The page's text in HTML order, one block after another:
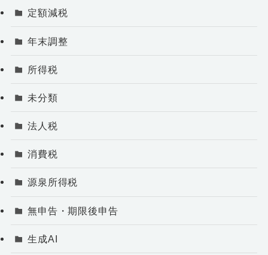
定額減税
年末調整
所得税
未分類
法人税
消費税
源泉所得税
無申告・期限後申告
生成AI